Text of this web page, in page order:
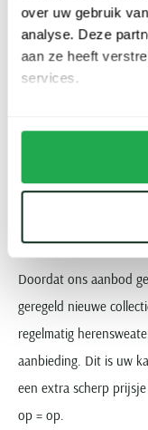
over uw gebruik
analyse. Deze
aan ze heeft
services.
eyecatcher te pakken
niveau tilt.
onderscheidt. Iets
Ralph
Doordat ons aanbod
geregeld nieuwe
regelmatig
aanbieding. Dit is uw
een extra scherp
op = op.